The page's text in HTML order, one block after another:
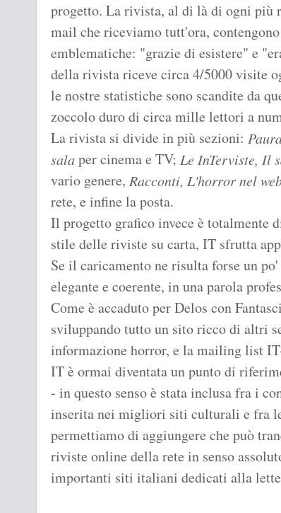
progetto. La rivista, al di là di ogni più
mail che riceviamo tutt'ora,
emblematiche: "grazie di esistere" e
della rivista riceve circa 4/5000 visite
le nostre statistiche sono scandite da
zoccolo duro di circa mille lettori a
La rivista si divide in più sezioni:
salaper cinema e TV; Le InTerviste, Il
vario genere, Racconti, L'horror nel
rete, e infine la posta.
Il progetto grafico invece è totalmente
stile delle riviste su carta, IT sfrutta
Se il caricamento ne risulta forse un
elegante e coerente, in una parola
Come è accaduto per Delos con
sviluppando tutto un sito ricco di altri
informazione horror, e la mailing list
IT è ormai diventata un punto di
- in questo senso è stata inclusa fra i
inserita nei migliori siti culturali e fra
permettiamo di aggiungere che può
riviste online della rete in senso
importanti siti italiani dedicati alla